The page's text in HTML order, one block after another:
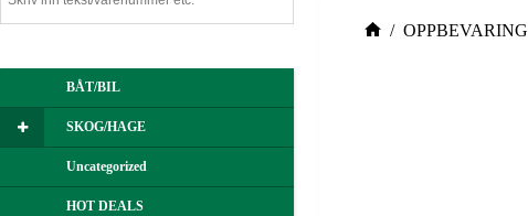
/ OPPBEVARING
BÅT/BIL
SKOG/HAGE
Uncategorized
HOT DEALS